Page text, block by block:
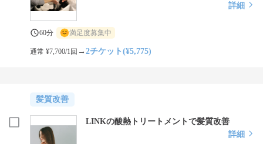
詳細
60分 満足度募集中
通常 ¥7,700/1回 →2チケット(¥5,775)
髪質改善
LINKの酸熱トリートメントで髪質改善
詳細